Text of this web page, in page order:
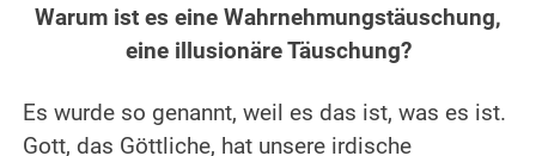
Warum ist es eine Wahrnehmungstäuschung,
eine illusionäre Täuschung?
Es wurde so genannt, weil es das ist, was es ist.
Gott, das Göttliche, hat unsere irdische